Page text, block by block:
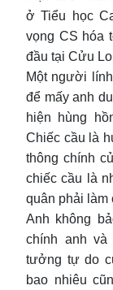
ở Tiểu học
vọng CS hóa
đầu tại Cửu
Một người
để mấy anh
hiện hùng
Chiếc cầu là
thông chính
chiếc cầu là
quân phải làm
Anh không
chính anh và
tưởng tự do
bao nhiêu